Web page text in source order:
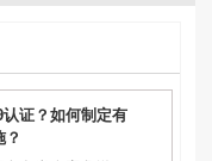
证？如何制定有
？